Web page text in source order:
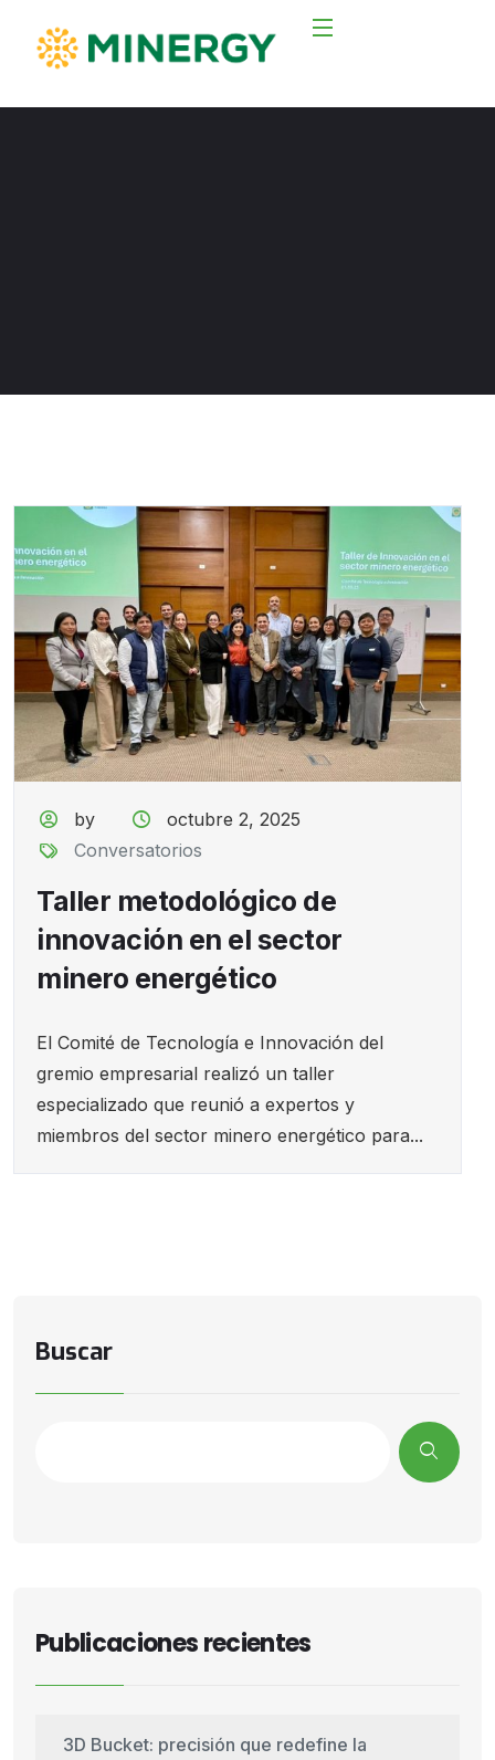
by
octubre 2, 2025
Conversatorios
Taller metodológico de
innovación en el sector
minero energético
El Comité de Tecnología e Innovación del
gremio empresarial realizó un taller
especializado que reunió a expertos y
miembros del sector minero energético para...
Buscar
Publicaciones recientes
3D Bucket: precisión que redefine la